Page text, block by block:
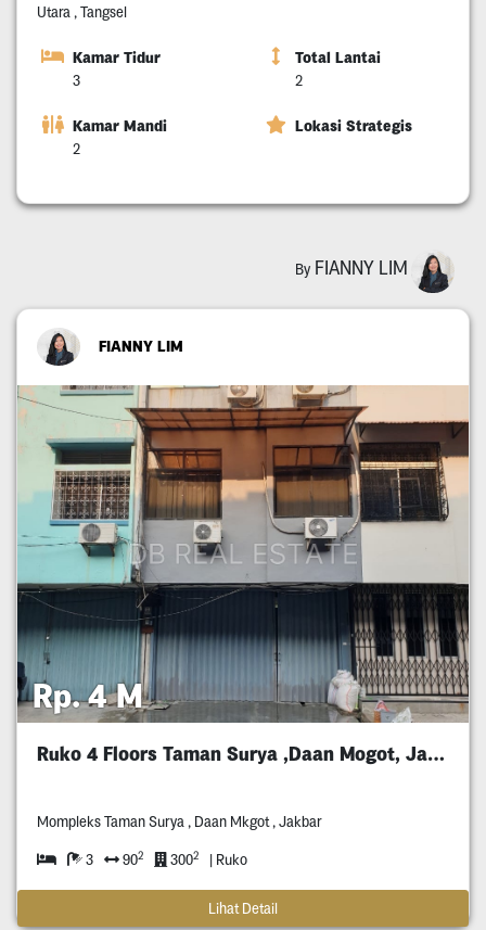
Utara , Tangsel
Kamar Tidur
3
Total Lantai
2
Kamar Mandi
2
Lokasi Strategis
By FIANNY LIM
FIANNY LIM
Rp. 4 M
Ruko 4 Floors Taman Surya ,Daan Mogot, Jakbar
Mompleks Taman Surya , Daan Mkgot , Jakbar
3 902 3002 | Ruko
Lihat Detail